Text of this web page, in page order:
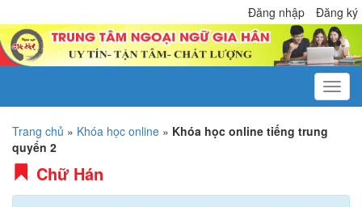
Đăng nhập Đăng ký
Trang chủ » Khóa học online » Khóa học online tiếng trung
quyển 2
Chữ Hán